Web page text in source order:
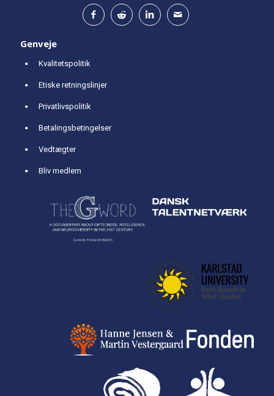
Genveje
Kvalitetspolitik
Etiske retningslinjer
Privatlivspolitik
Betalingsbetingelser
Vedtægter
Bliv medlem